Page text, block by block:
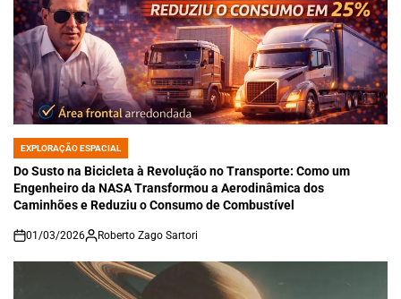
POSTED
IN
EXPLORAÇÃO ESPACIAL
Do Susto na Bicicleta à Revolução no Transporte: Como um
Engenheiro da NASA Transformou a Aerodinâmica dos
Caminhões e Reduziu o Consumo de Combustível
on
01/03/2026 Roberto Zago Sartori